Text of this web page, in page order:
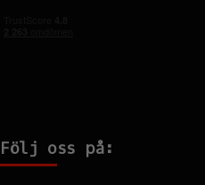
Följ oss på: